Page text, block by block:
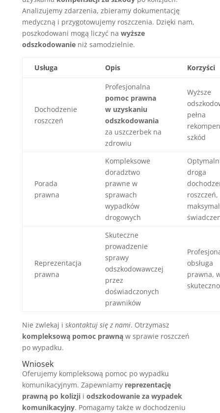
Analizujemy zdarzenia, zbieramy dokumentację
medyczną i przygotowujemy roszczenia. Dzięki nam,
poszkodowani mogą liczyć na wyższe
odszkodowanieniż samodzielnie.
Usługa Opis Korzyści
Dochodzenie
roszczeń
Profesjonalna
pomoc prawna
w uzyskaniu
odszkodowania
za uszczerbek na
zdrowiu
Wyższe
pełna
szkód
Porada
prawna
Kompleksowe
doradztwo
prawne w
sprawach
wypadków
drogowych
droga
roszczeń,
Reprezentacja
prawna
Skuteczne
prowadzenie
sprawy
odszkodowawczej
przez
doświadczonych
prawników
obsługa
prawna,
Nie zwlekaj i skontaktuj się z nami. Otrzymasz
kompleksową pomoc prawnąw sprawie roszczeń
po wypadku.
Wniosek
Oferujemy kompleksową pomoc po wypadku
komunikacyjnym. Zapewniamy reprezentację
prawną po kolizjii odszkodowanie za wypadek
komunikacyjny. Pomagamy także w dochodzeniu